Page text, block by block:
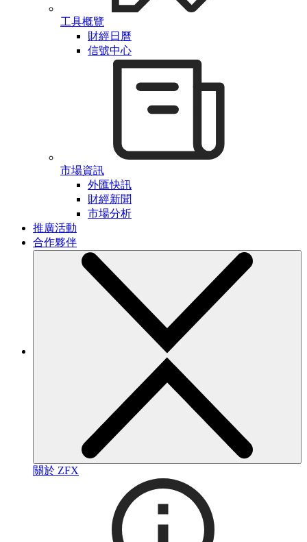
工具概覽
財經日曆
信號中心
市場資訊
外匯快訊
財經新聞
市場分析
推廣活動
合作夥伴
關於 ZFX